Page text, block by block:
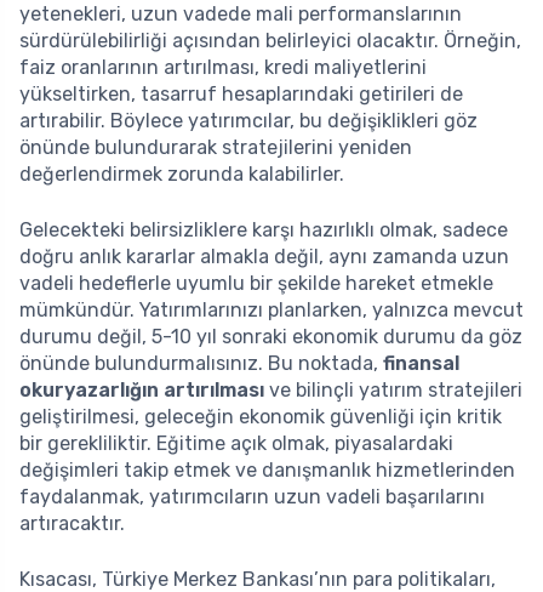
yetenekleri, uzun vadede mali performanslarının
sürdürülebilirliği açısından belirleyici olacaktır. Örneğin,
faiz oranlarının artırılması, kredi maliyetlerini
yükseltirken, tasarruf hesaplarındaki getirileri de
artırabilir. Böylece yatırımcılar, bu değişiklikleri göz
önünde bulundurarak stratejilerini yeniden
değerlendirmek zorunda kalabilirler.
Gelecekteki belirsizliklere karşı hazırlıklı olmak, sadece
doğru anlık kararlar almakla değil, aynı zamanda uzun
vadeli hedeflerle uyumlu bir şekilde hareket etmekle
mümkündür. Yatırımlarınızı planlarken, yalnızca mevcut
durumu değil, 5-10 yıl sonraki ekonomik durumu da göz
önünde bulundurmalısınız. Bu noktada, finansal
okuryazarlığın artırılması ve bilinçli yatırım stratejileri
geliştirilmesi, geleceğin ekonomik güvenliği için kritik
bir gerekliliktir. Eğitime açık olmak, piyasalardaki
değişimleri takip etmek ve danışmanlık hizmetlerinden
faydalanmak, yatırımcıların uzun vadeli başarılarını
artıracaktır.
Kısacası, Türkiye Merkez Bankası’nın para politikaları,